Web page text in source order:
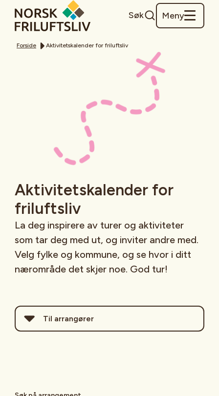
Søk Meny
Forside Aktivitetskalender for friluftsliv
Aktivitetskalender for
friluftsliv
La deg inspirere av turer og aktiviteter
som tar deg med ut, og inviter andre med.
Velg fylke og kommune, og se hvor i ditt
nærområde det skjer noe. God tur!
Til arrangører